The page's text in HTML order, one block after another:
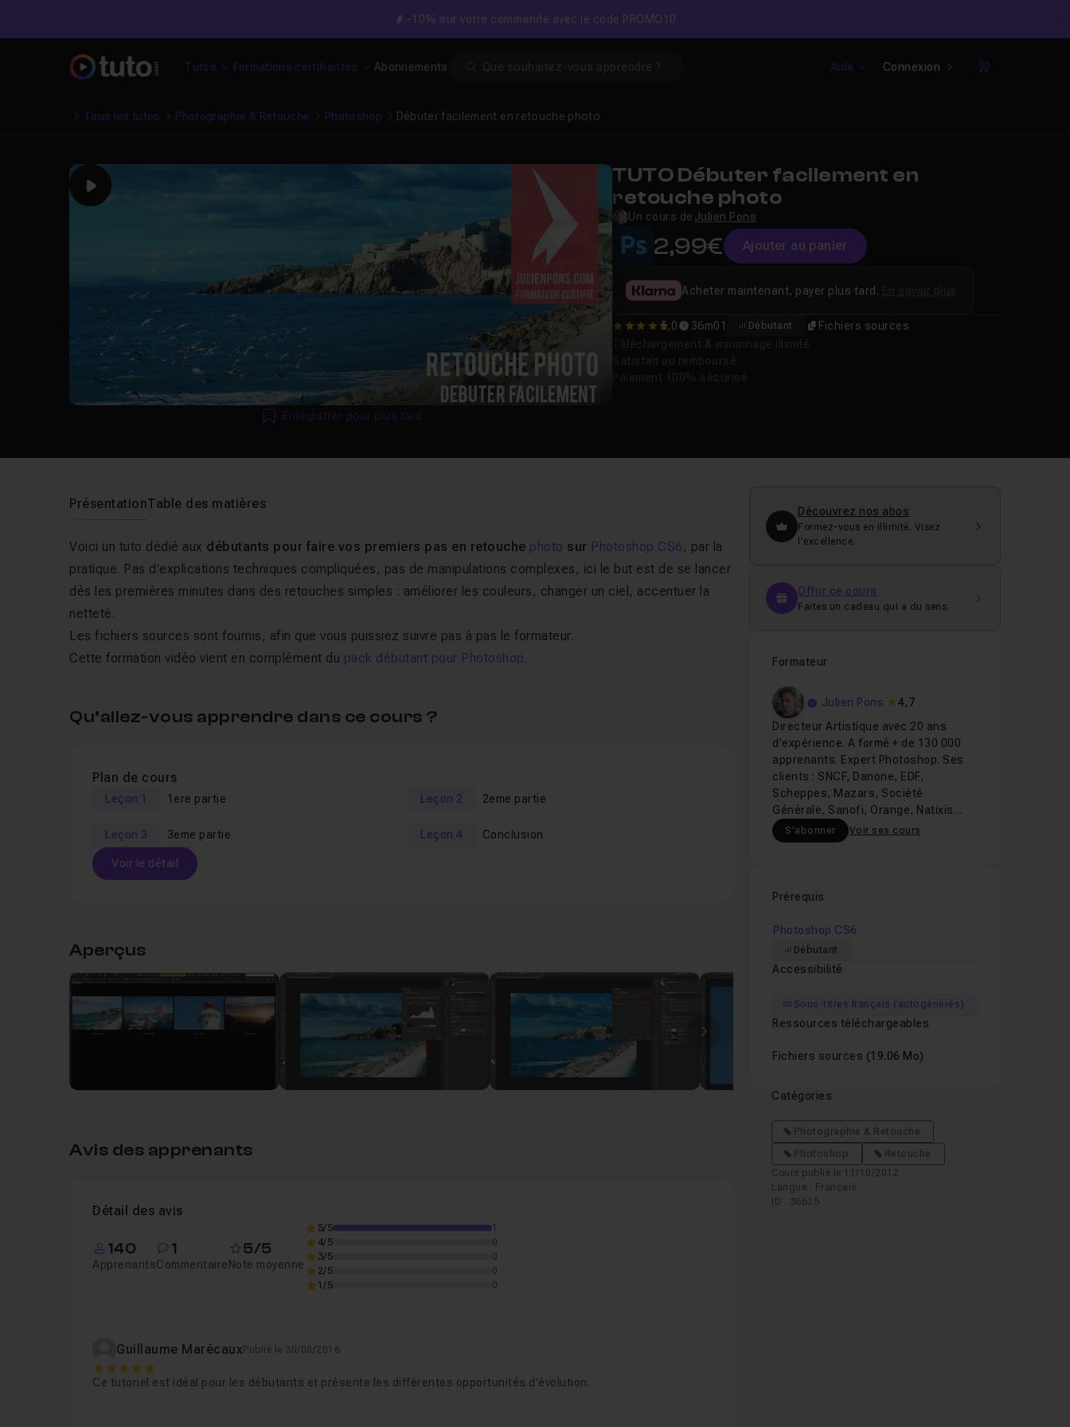
-10% sur votre commande avec le code PROMO10
Tutos Formations certifiantes Abonnements Aide Connexion
Panier
Tous les tutos Photographie & Retouche Photoshop Débuter facilement en retouche photo
Play
Enregistrer pour plus tard
TUTO Débuter facilement en
retouche photo
Un cours de Julien Pons
2,99€ Ajouter au panier
5 5,0 36m01 Débutant Fichiers sources
Acheter maintenant, payer plus tard.
PrésentationTable des matières
Voici un tuto dédié aux débutants pour faire vos premiers pas en retouche photo sur Photoshop CS6 , par la
pratique. Pas d'explications techniques compliquées, pas de manipulations complexes, ici le but est de se lancer
dès les premières minutes dans des retouches simples : améliorer les couleurs, changer un ciel, accentuer la
netteté.
Les fichiers sources sont fournis, afin que vous puissiez suivre pas à pas le formateur.
Cette formation vidéo vient en complément du pack débutant pour Photoshop.
Qu’allez-vous apprendre dans ce cours ?
Plan de cours
Leçon 1 1ere partie Leçon 2 2eme partie
Leçon 3 3eme partie Leçon 4 Conclusion
Voir le détail
Leçon 2 2eme partie 11m27
Aperçus
Avis des apprenants
Détail des avis
140
Apprenants
1
Commentaire
5/5
Note moyenne
5/5
1
4/5
0
3/5
0
2/5
0
1/5
0
Guillaume Marécaux Publié le 30/08/2016
5
Ce tutoriel est idéal pour les débutants et présente les différentes opportunités d'évolution.
Découvrez nos abos
Formez-vous en illimité. Visez
l’excellence.
Offrir ce cours
Faites un cadeau qui a du sens.
Formateur
Julien Pons
4,7
Directeur Artistique avec 20 ans
d’expérience. A formé + de 130 000
apprenants. Expert Photoshop. Ses
clients : SNCF, Danone, EDF,
Scheppes, Mazars, Société
Générale, Sanofi, Orange, Natixis…
S'abonner Voir ses cours
Prérequis
Photoshop CS6
Débutant
Accessibilité
Sous-titres français (autogénérés)
Ressources téléchargeables
Fichiers sources (19.06 Mo)
Catégories
Photographie & Retouche
Photoshop
Retouche
Cours publié le 11/10/2012
Langue : Français
ID : 36625